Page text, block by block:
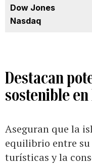
Dow Jones
Nasdaq
Destacan
sostenible
Aseguran que la
equilibrio entre
turísticas y la